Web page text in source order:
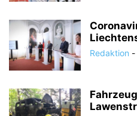
Redaktion -